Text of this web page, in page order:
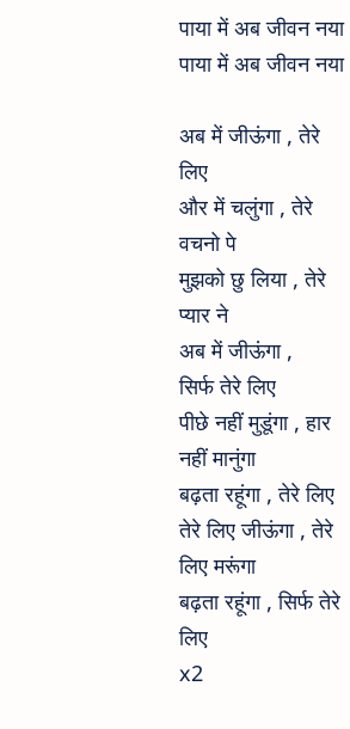
पाया में अब जीवन नया
पाया में अब जीवन नया
अब में जीऊंगा , तेरे
लिए
और में चलुंगा , तेरे
वचनो पे
मुझको छु लिया , तेरे
प्यार ने
अब में जीऊंगा ,
सिर्फ तेरे लिए
पीछे नहीं मुडूंगा , हार
नहीं मानुंगा
बढ़ता रहूंगा , तेरे लिए
तेरे लिए जीऊंगा ,तेरे
लिए मरूंगा
बढ़ता रहूंगा ,सिर्फ तेरे
लिए
x2